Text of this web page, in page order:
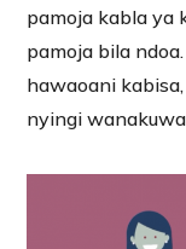
pamoja kabla ya
pamoja bila
hawaoani
nyingi